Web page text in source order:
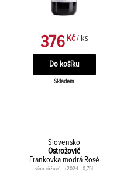
376 Kč / ks
Skladem
Slovensko
Ostrožovič
Frankovka modrá Rosé
víno růžové - r2024 - 0,75l